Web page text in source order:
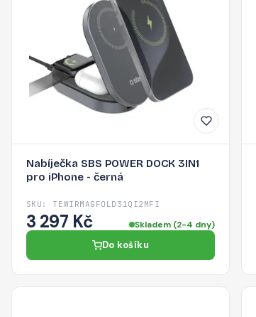
Nabíječka SBS POWER DOCK 3IN1
pro iPhone - černá
SKU: TEWIRMAGFOLD31QI2MFI
3 297 Kč Skladem (2-4 dny)
Do košíku